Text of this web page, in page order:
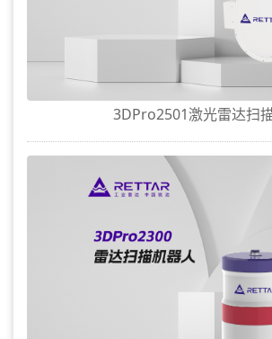
3DPro2501激光雷达扫